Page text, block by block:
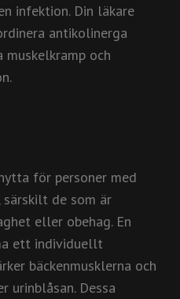
infektion. Din läkare
antikolinerga
och
för personer med
särskilt de som är
eller obehag. En
ett individuellt
bäckenmusklerna och
Dessa